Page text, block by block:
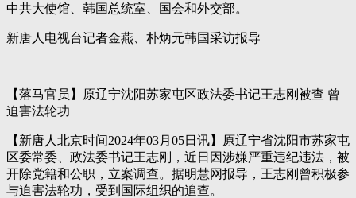
中共大使馆、韩国总统室、国会和外交部。
新唐人电视台记者金燕、朴炳元韩国采访报导
—————————
【落马官员】原辽宁沈阳苏家屯区政法委书记王志刚被查 曾
迫害法轮功
【新唐人北京时间2024年03月05日讯】原辽宁省沈阳市苏家屯
区委常委、政法委书记王志刚，近日因涉嫌严重违纪违法，被
开除党籍和公职，立案调查。据明慧网报导，王志刚曾积极参
与迫害法轮功，受到国际组织的追查。